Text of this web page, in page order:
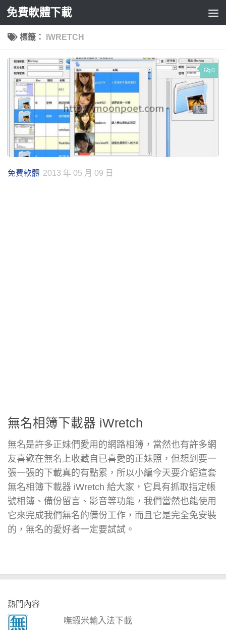
Skip to content
免費軟體下載
標籤： IWRETCH
0
免費軟體 2013 年 05 月 09 日
無名相簿下載器 iWretch
無名是許多正妹們愛用的網路相簿，當然也有許多網
友喜歡在無名上收藏自已喜愛的正妹照，但想到要一
張一張的下載真的有點累，所以小編今天要介紹這套
無名相簿下載器 iWretch 給大家，它具有抓取指定帳
號相簿、備份留言、影音等功能，我們當然也能使用
它來完成我們無名的備份工作，而且它是完全免安裝
的，無名的愛好者一定要試試。
熱門內容
嘸蝦米輸入法下載